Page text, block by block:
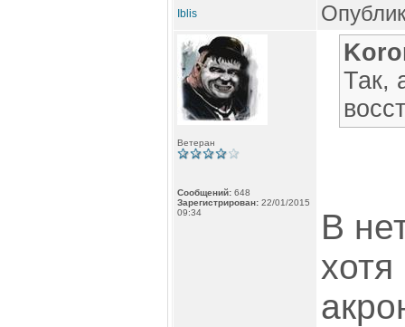
Iblis
Ветеран
Сообщений: 648
Зарегистрирован: 22/01/2015
09:34
Так,
В